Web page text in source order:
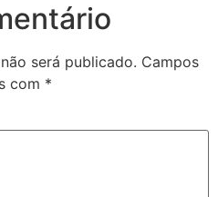
será publicado. Campos
com *